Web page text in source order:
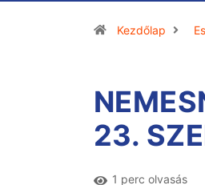
Kezdőlap
23.
1 perc olvasás